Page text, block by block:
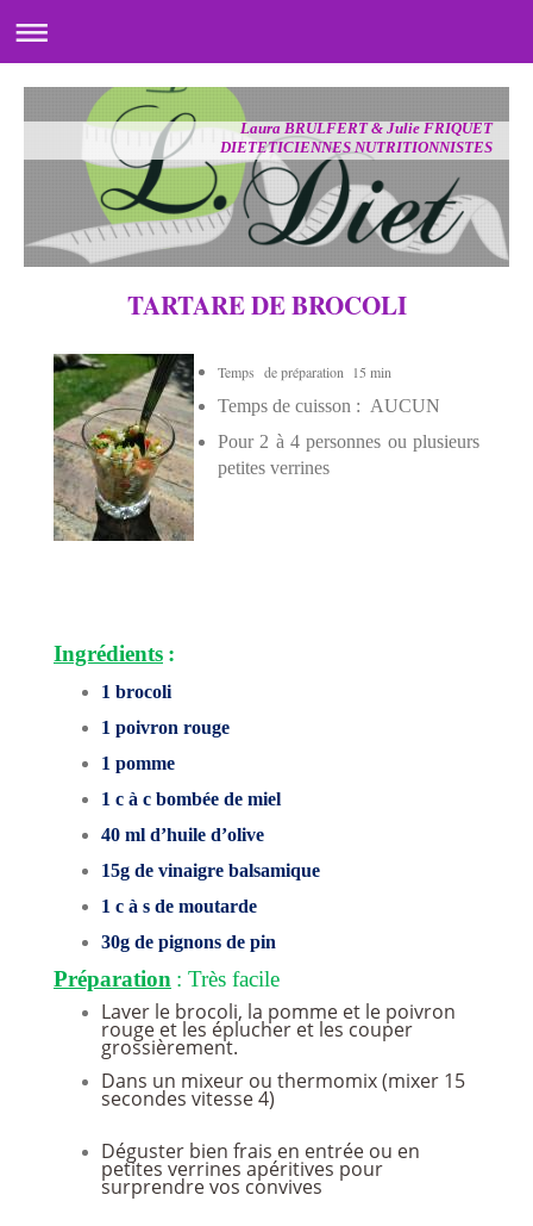
Laura BRULFERT & Julie FRIQUET
DIETETICIENNES NUTRITIONNISTES
TARTARE DE BROCOLI
Temps de préparation 15 min
Temps de cuisson : AUCUN
Pour 2 à 4 personnes ou plusieurs
petites verrines
Ingrédients :
1 brocoli
1 poivron rouge
1 pomme
1 c à c bombée de miel
40 ml d’huile d’olive
15g de vinaigre balsamique
1 c à s de moutarde
30g de pignons de pin
Préparation : Très facile
Laver le brocoli, la pomme et le poivron
rouge et les éplucher et les couper
grossièrement.
Dans un mixeur ou thermomix (mixer 15
secondes vitesse 4)
Déguster bien frais en entrée ou en
petites verrines apéritives pour
surprendre vos convives